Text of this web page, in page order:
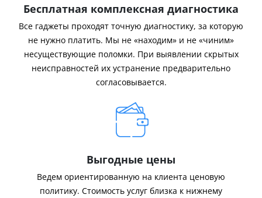
Бесплатная комплексная диагностика
Все гаджеты проходят точную диагностику, за которую
не нужно платить. Мы не «находим» и не «чиним»
несуществующие поломки. При выявлении скрытых
неисправностей их устранение предварительно
согласовывается.
Выгодные цены
Ведем ориентированную на клиента ценовую
политику. Стоимость услуг близка к нижнему